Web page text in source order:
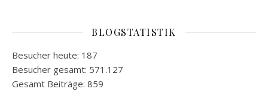
BLOGSTATISTIK
Besucher heute: 187
Besucher gesamt: 571.127
Gesamt Beiträge: 859